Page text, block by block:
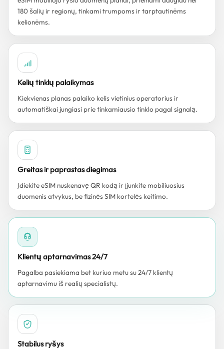
180 šalių ir regionų, tinkami trumpoms ir tarptautinėms
kelionėms.
Kelių tinklų palaikymas
Kiekvienas planas palaiko kelis vietinius operatorius ir
automatiškai jungiasi prie tinkamiausio tinklo pagal signalą.
Greitas ir paprastas diegimas
Įdiekite eSIM nuskenavę QR kodą ir įjunkite mobiliuosius
duomenis atvykus, be fizinės SIM kortelės keitimo.
Klientų aptarnavimas 24/7
Pagalba pasiekiama bet kuriuo metu su 24/7 klientų
aptarnavimu iš realių specialistų.
Stabilus ryšys